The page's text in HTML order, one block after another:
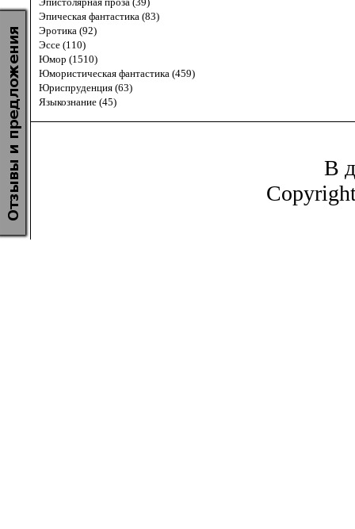
Эпическая фантастика (83)
Эротика (92)
Эссе (110)
Юмор (1510)
Юмористическая фантастика (459)
Юриспруденция (63)
Языкознание (45)
В